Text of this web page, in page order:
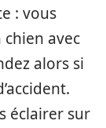
: vous
avec
alors si
éclairer sur